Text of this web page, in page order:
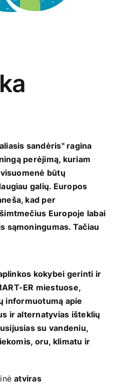
sandėris" ragina
perėjimą, kuriam
būtų
galių. Europos
kad per
Europoje labai
sąmoningumas. Tačiau
kokybei gerinti ir
ER miestuose,
informuotumą apie
ir alternatyvias išteklių
su vandeniu,
oru, klimatu ir
atviras